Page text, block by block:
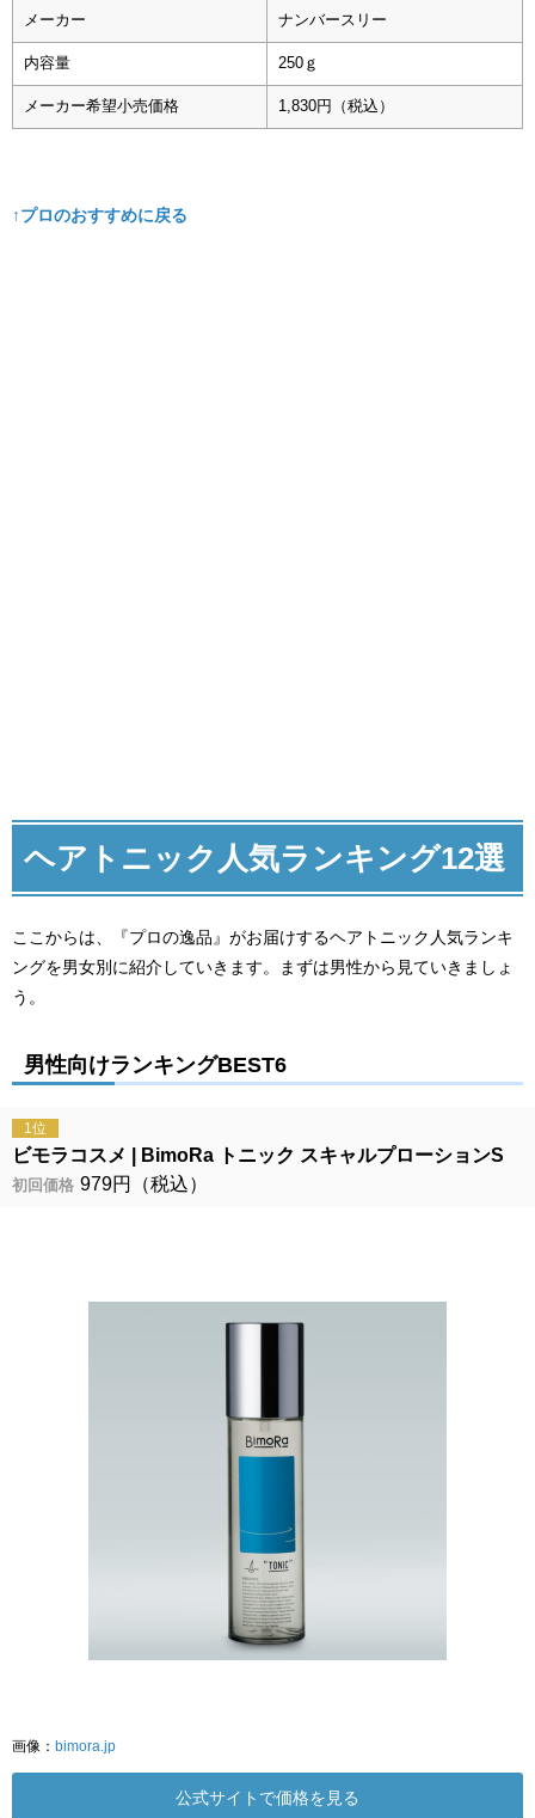
メーカー ナンバースリー
内容量 250ｇ
メーカー希望小売価格 1,830円（税込）
↑プロのおすすめに戻る
ヘアトニック人気ランキング12選
ここからは、『プロの逸品』がお届けするヘアトニック人気ランキ
ングを男女別に紹介していきます。まずは男性から見ていきましょ
う。
男性向けランキングBEST6
画像： bimora.jp
1位
ビモラコスメ BimoRa トニック スキャルプローションS
初回価格 979円（税込）
公式サイトで価格を見る